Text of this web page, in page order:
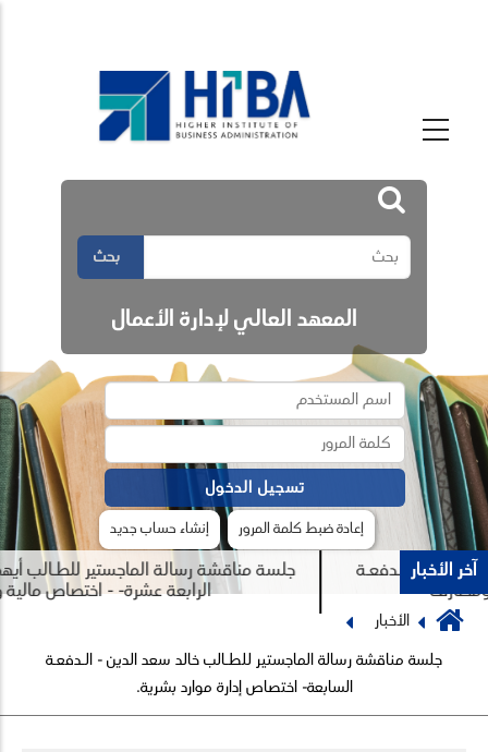
بحث
المعهد العالي لإدارة الأعمال
إنشاء حساب جديد إعادة ضبط كلمة المرور
آخر الأخبار
- الـدفعـة جلسة مناقشة رسالة الماجستير للطـالب
الرابعة عشرة- - اختصاص مالية
Previous
Breadcrumb
الأخبار
جلسة مناقشة رسالة الماجستير للطـالب خالد سعد الدين - الـدفعـة
السابعة- اختصاص إدارة موارد بشرية.